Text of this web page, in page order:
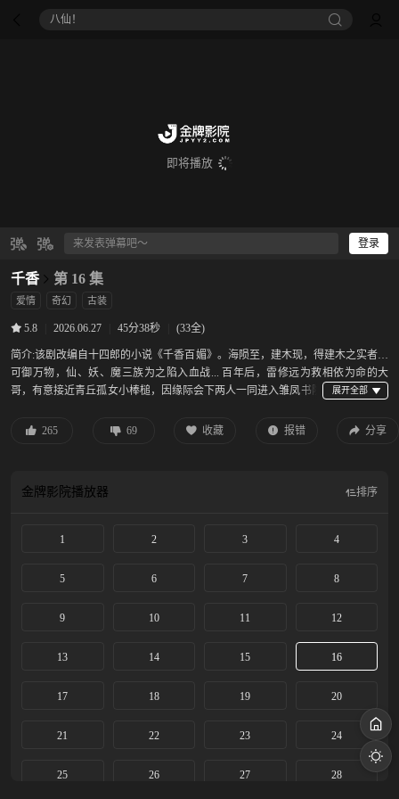
八仙！
即将播放
登录
千香 第 16 集
爱情 奇幻 古装
5.8 2026.06.27 45分38秒 (33全)
简介:该剧改编自十四郎的小说《千香百媚》。海陨至，建木现，得建木之实者，
可御万物，仙、妖、魔三族为之陷入血战... 百年后，雷修远为救相依为命的大
哥，有意接近青丘孤女小棒槌，因缘际会下两人一同进入雏凤书院
修远也从好友到互相倾慕，最终进入同一门派，就在两颗心越靠越近之时，身世
身世背景的设定又让他们相爱而不得。最终，二人勇敢对抗宿命，炼化自身换回
265 69 收藏 报错 分享
金牌影院播放器 排序
1 2 3 4
5 6 7 8
9 10 11 12
13 14 15 16
17 18 19 20
21 22 23 24
25 26 27 28